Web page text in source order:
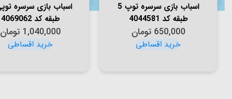
اسباب بازی سرسره توپ 5
طبقه کد 4044581
650,000 تومان
طبقه کد 4069062
1,040,000 تومان